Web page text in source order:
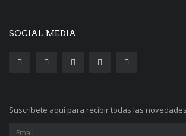
SOCIAL MEDIA
Suscríbete aquí para recibir todas las novedades